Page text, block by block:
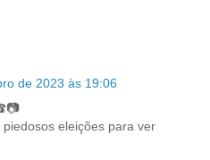
de 2023 às 19:06
eleições para ver